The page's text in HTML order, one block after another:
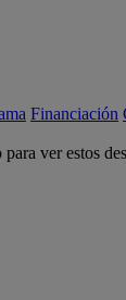
Financiación
ver estos